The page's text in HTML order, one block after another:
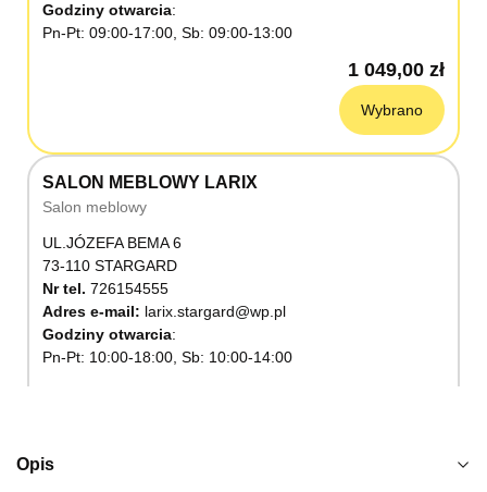
Godziny otwarcia
Pn-Pt: 09:00-17:00, Sb: 09:00-13:00
1 049,00 zł
Wybrano
SALON MEBLOWY LARIX
Salon meblowy
UL.JÓZEFA BEMA 6
73-110 STARGARD
Nr tel. 726154555
Adres e-mail: larix.stargard@wp.pl
Godziny otwarcia
Pn-Pt: 10:00-18:00, Sb: 10:00-14:00
Opis